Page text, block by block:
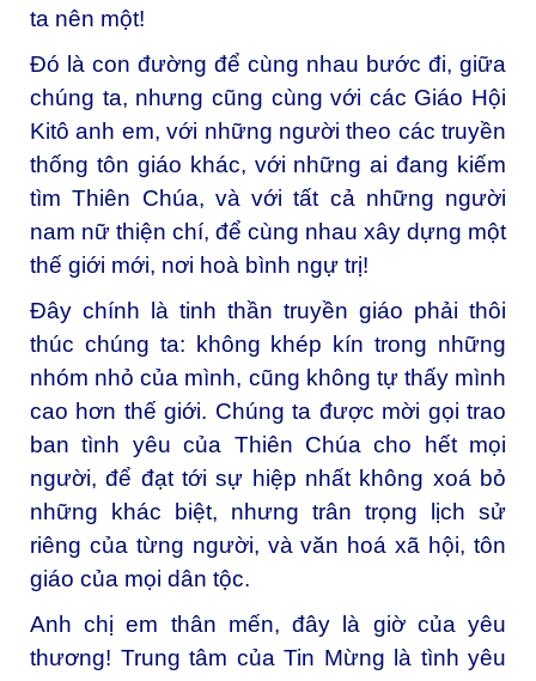
ta nên một!
Đó là con đường để cùng nhau bước đi, giữa
chúng ta, nhưng cũng cùng với các Giáo Hội
Kitô anh em, với những người theo các truyền
thống tôn giáo khác, với những ai đang kiếm
tìm Thiên Chúa, và với tất cả những người
nam nữ thiện chí, để cùng nhau xây dựng một
thế giới mới, nơi hoà bình ngự trị!
Đây chính là tinh thần truyền giáo phải thôi
thúc chúng ta: không khép kín trong những
nhóm nhỏ của mình, cũng không tự thấy mình
cao hơn thế giới. Chúng ta được mời gọi trao
ban tình yêu của Thiên Chúa cho hết mọi
người, để đạt tới sự hiệp nhất không xoá bỏ
những khác biệt, nhưng trân trọng lịch sử
riêng của từng người, và văn hoá xã hội, tôn
giáo của mọi dân tộc.
Anh chị em thân mến, đây là giờ của yêu
thương! Trung tâm của Tin Mừng là tình yêu